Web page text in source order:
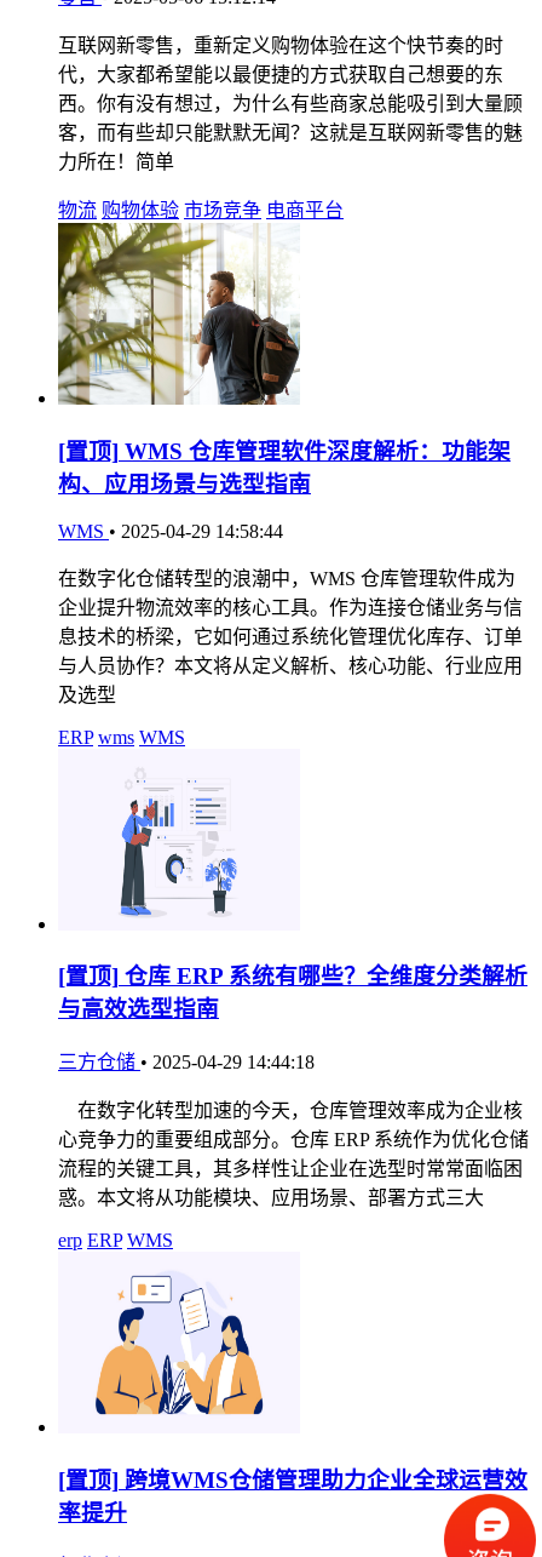
互联网新零售，重新定义购物体验在这个快节奏的时
代，大家都希望能以最便捷的方式获取自己想要的东
西。你有没有想过，为什么有些商家总能吸引到大量顾
客，而有些却只能默默无闻？这就是互联网新零售的魅
力所在！简单
物流 购物体验 市场竞争 电商平台
[置顶] WMS 仓库管理软件深度解析：功能架
构、应用场景与选型指南
WMS • 2025-04-29 14:58:44
在数字化仓储转型的浪潮中，WMS 仓库管理软件成为
企业提升物流效率的核心工具。作为连接仓储业务与信
息技术的桥梁，它如何通过系统化管理优化库存、订单
与人员协作？本文将从定义解析、核心功能、行业应用
及选型
ERP wms WMS
[置顶] 仓库 ERP 系统有哪些？全维度分类解析
与高效选型指南
三方仓储 • 2025-04-29 14:44:18
在数字化转型加速的今天，仓库管理效率成为企业核
心竞争力的重要组成部分。仓库 ERP 系统作为优化仓储
流程的关键工具，其多样性让企业在选型时常常面临困
惑。本文将从功能模块、应用场景、部署方式三大
erp ERP WMS
[置顶] 跨境WMS仓储管理助力企业全球运营效
率提升